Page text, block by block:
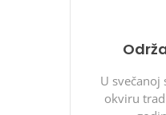
U svečanoj
okviru